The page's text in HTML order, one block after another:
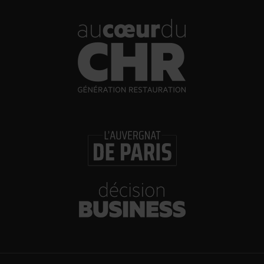
Brasserie Dupont : la bière saison, mais pas
que…
30/07/2026
Incendies : l’aide d’urgence rehaussée à 8 000 €
30/07/2026
Les Bold Woman Dinners de Veuve Clicquot de
retour
30/07/2026